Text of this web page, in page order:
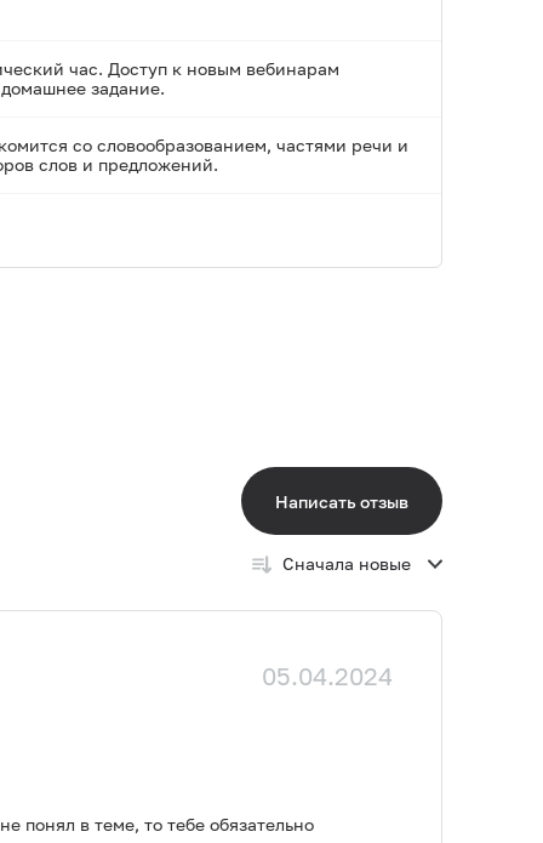
час. Доступ к новым вебинарам
задание.
со словообразованием, частями речи и
слов и предложений.
Написать отзыв
Сначала новые
05.04.2024
понял в теме, то тебе обязательно